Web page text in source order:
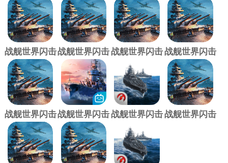
战舰世界闪击
战360版
战舰世界闪击
战vivo版
战舰世界闪击
战小米版
战舰世界闪击
战华为版
战舰世界闪击
战应用宝版
战舰世界闪击
战bilibili版
战舰世界闪击
战国际服
(Warships
Blitz)
战舰世界闪击